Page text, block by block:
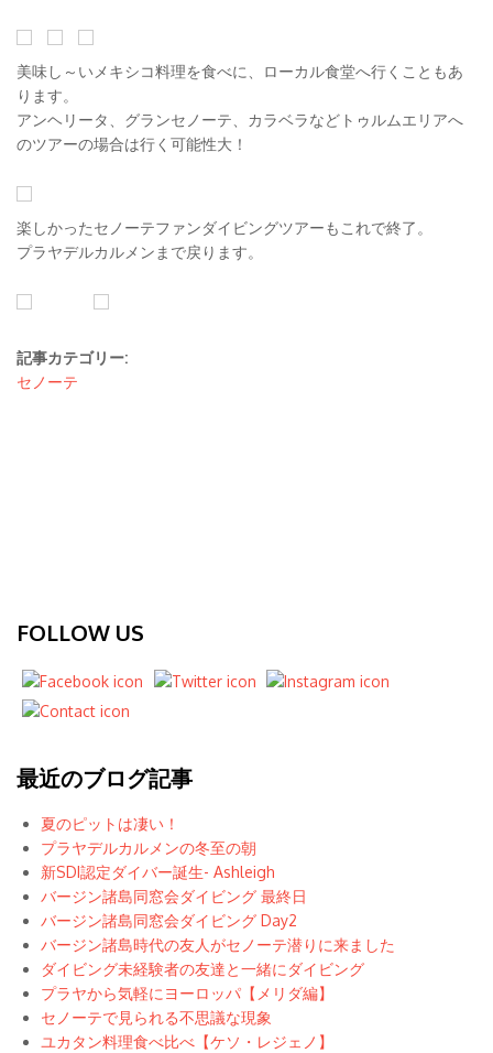
美味し～いメキシコ料理を食べに、ローカル食堂へ行くこともあ
ります。
アンヘリータ、グランセノーテ、カラベラなどトゥルムエリアへ
のツアーの場合は行く可能性大！
楽しかったセノーテファンダイビングツアーもこれで終了。
プラヤデルカルメンまで戻ります。
記事カテゴリー:
セノーテ
FOLLOW US
最近のブログ記事
夏のピットは凄い！
プラヤデルカルメンの冬至の朝
新SDI認定ダイバー誕生- Ashleigh
バージン諸島同窓会ダイビング 最終日
バージン諸島同窓会ダイビング Day2
バージン諸島時代の友人がセノーテ潜りに来ました
ダイビング未経験者の友達と一緒にダイビング
プラヤから気軽にヨーロッパ【メリダ編】
セノーテで見られる不思議な現象
ユカタン料理食べ比べ【ケソ・レジェノ】